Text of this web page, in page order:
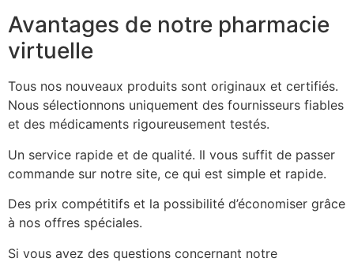
Avantages de notre pharmacie
virtuelle
Tous nos nouveaux produits sont originaux et certifiés.
Nous sélectionnons uniquement des fournisseurs fiables
et des médicaments rigoureusement testés.
Un service rapide et de qualité. Il vous suffit de passer
commande sur notre site, ce qui est simple et rapide.
Des prix compétitifs et la possibilité d’économiser grâce
à nos offres spéciales.
Si vous avez des questions concernant notre